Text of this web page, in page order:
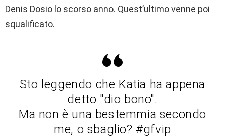
Denis Dosio lo scorso anno. Quest’ultimo venne poi
squalificato.
Sto leggendo che Katia ha appena
detto "dio bono".
Ma non è una bestemmia secondo
me, o sbaglio? #gfvip